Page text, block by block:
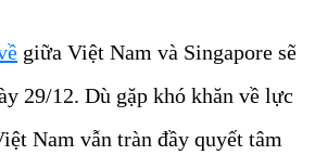
giữa Việt Nam và Singapore sẽ
29/12. Dù gặp khó khăn về lực
Nam vẫn tràn đầy quyết tâm